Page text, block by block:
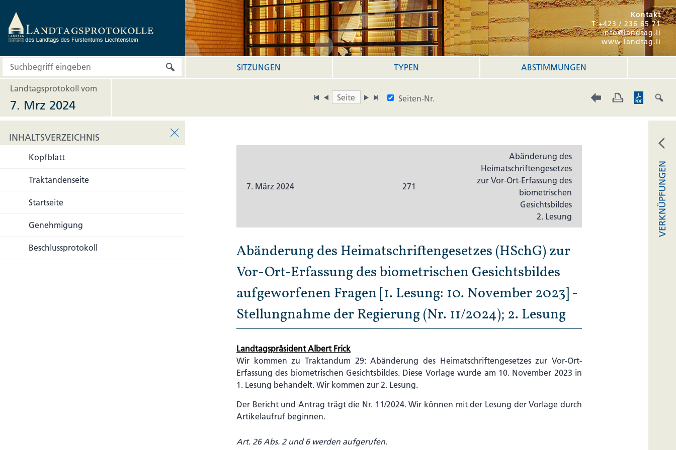
Kontakt
T +423 / 236 65 71
info@landtag.li
www.landtag.li
SITZUNGEN TYPEN ABSTIMMUNGEN
Landtagsprotokoll vom
Seiten-Nr.
7. Mrz 2024
INHALTSVERZEICHNIS
Kopfblatt
Traktandenseite
Startseite
Genehmigung
Beschlussprotokoll
7. März 2024 271
Abänderung des
Heimatschriftengesetzes
zur Vor-Ort-Erfassung des
biometrischen
Gesichtsbildes
2. Lesung
Abänderung des Heimatschriftengesetzes (HSchG) zur
Vor-Ort-Erfassung des biometrischen Gesichtsbildes
aufgeworfenen Fragen [1. Lesung: 10. November 2023] -
Stellungnahme der Regierung (Nr. 11/2024); 2. Lesung
Landtagspräsident Albert Frick
Wir kommen zu Traktandum 29: Abänderung des Heimatschriftengesetzes zur Vor-Ort-
Erfassung des biometrischen Gesichtsbildes. Diese Vorlage wurde am 10. November 2023 in
1. Lesung behandelt. Wir kommen zur 2. Lesung.
Der Bericht und Antrag trägt die Nr. 11/2024. Wir können mit der Lesung der Vorlage durch
Artikelaufruf beginnen.
Art. 26 Abs. 2 und 6 werden aufgerufen.
VERKNÜPFUNGEN